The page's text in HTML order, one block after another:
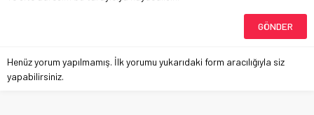
Henüz yorum yapılmamış. İlk yorumu yukarıdaki form aracılığıyla siz
yapabilirsiniz.